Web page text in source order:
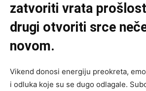
zatvoriti vrata
drugi otvoriti srce
novom.
Vikend donosi energiju preokreta,
i odluka koje su se dugo odlagale.